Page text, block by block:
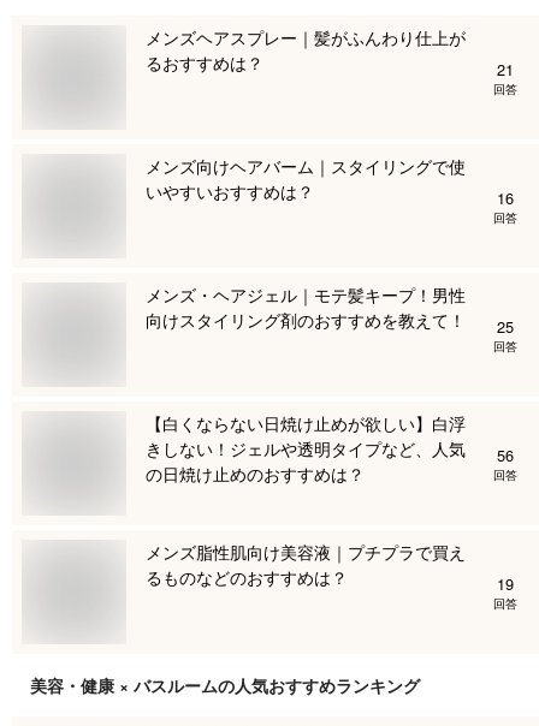
メンズヘアスプレー｜髪がふんわり仕上が
るおすすめは？
21
回答
メンズ向けヘアバーム｜スタイリングで使
いやすいおすすめは？
16
回答
メンズ・ヘアジェル｜モテ髪キープ！男性
向けスタイリング剤のおすすめを教えて！
25
回答
【白くならない日焼け止めが欲しい】白浮
きしない！ジェルや透明タイプなど、人気
の日焼け止めのおすすめは？
56
回答
メンズ脂性肌向け美容液｜プチプラで買え
るものなどのおすすめは？
19
回答
美容・健康 × バスルームの人気おすすめランキング